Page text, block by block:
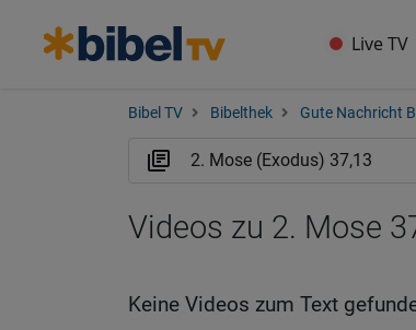
Live TV
Bibel TV Bibelthek Gute Nachricht
Videos zu 2. Mose
Keine Videos zum Text